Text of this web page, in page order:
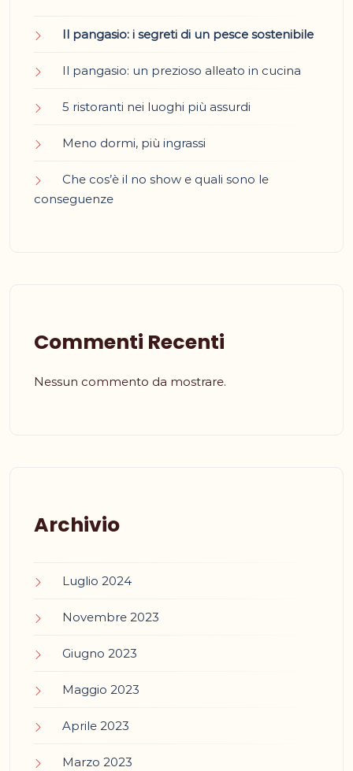
Il pangasio: i segreti di un pesce sostenibile
Il pangasio: un prezioso alleato in cucina
5 ristoranti nei luoghi più assurdi
Meno dormi, più ingrassi
Che cos’è il no show e quali sono le
conseguenze
Commenti Recenti
Nessun commento da mostrare.
Archivio
Luglio 2024
Novembre 2023
Giugno 2023
Maggio 2023
Aprile 2023
Marzo 2023